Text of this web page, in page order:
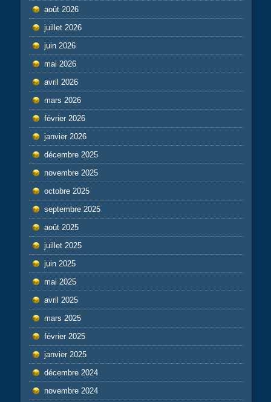
août 2026
juillet 2026
juin 2026
mai 2026
avril 2026
mars 2026
février 2026
janvier 2026
décembre 2025
novembre 2025
octobre 2025
septembre 2025
août 2025
juillet 2025
juin 2025
mai 2025
avril 2025
mars 2025
février 2025
janvier 2025
décembre 2024
novembre 2024